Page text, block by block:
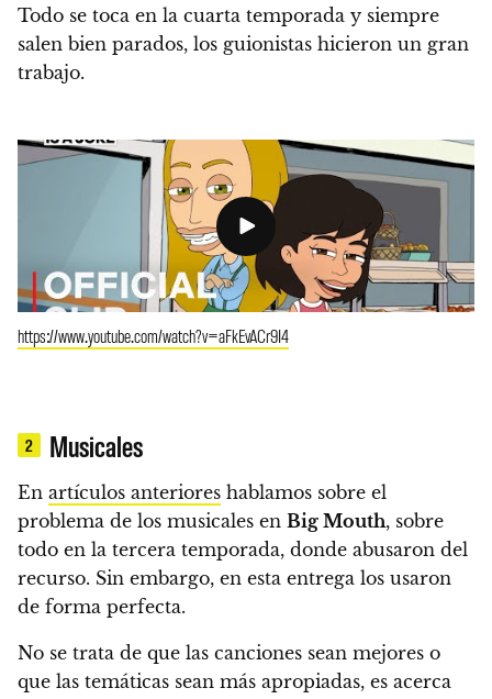
Todo se toca en la cuarta temporada y siempre
salen bien parados, los guionistas hicieron un gran
trabajo.
https://www.youtube.com/watch?v=aFkEvACr9I4
2 Musicales
En artículos anteriores hablamos sobre el
problema de los musicales en Big Mouth, sobre
todo en la tercera temporada, donde abusaron del
recurso. Sin embargo, en esta entrega los usaron
de forma perfecta.
No se trata de que las canciones sean mejores o
que las temáticas sean más apropiadas, es acerca